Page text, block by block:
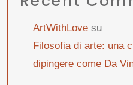
ArtWithLove su
Filosofia di arte: una
dipingere come Da